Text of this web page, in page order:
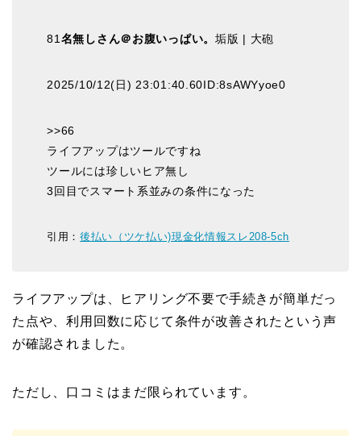
81 名無しさん＠お腹いっぱい。垢版 | 大砲
2025/10/12(日) 23:01:40.60ID:8sAWYyoe0
>>66
ライフアップはツールですね
ツールには珍しいヒア無し
3回目でスマート系並みの条件になった
引用：後払い（ツケ払い)現金化情報スレ208-5ch
ライフアップは、ヒアリング不要で手続きが簡単だっ
た点や、利用回数に応じて条件が改善されたという声
が確認されました。
ただし、口コミはまだ限られています。